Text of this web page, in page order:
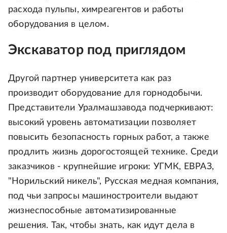
расхода пульпы, химреагентов и работы
оборудования в целом.
Экскаватор под приглядом
Другой партнер университета как раз
производит оборудование для горнодобычи.
Представители Уралмашзавода подчеркивают:
высокий уровень автоматизации позволяет
повысить безопасность горных работ, а также
продлить жизнь дорогостоящей технике. Среди
заказчиков - крупнейшие игроки: УГМК, ЕВРАЗ,
"Норильский никель", Русская медная компания,
под чьи запросы машиностроители выдают
жизнеспособные автоматизированные
решения. Так, чтобы знать, как идут дела в